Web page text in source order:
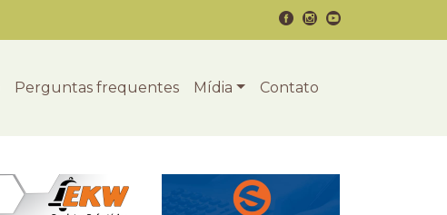
Perguntas frequentes Mídia Contato